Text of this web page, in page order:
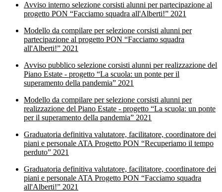
Avviso interno selezione corsisti alunni per partecipazione al
progetto PON “Facciamo squadra all'Alberti!” 2021
Modello da compilare per selezione corsisti alunni per
partecipazione al progetto PON “Facciamo squadra
all'Alberti!” 2021
Avviso pubblico selezione corsisti alunni per realizzazione del
Piano Estate - progetto “La scuola: un ponte per il
superamento della pandemia” 2021
Modello da compilare per selezione corsisti alunni per
realizzazione del Piano Estate - progetto “La scuola: un ponte
per il superamento della pandemia” 2021
Graduatoria definitiva valutatore, facilitatore, coordinatore dei
piani e personale ATA Progetto PON “Recuperiamo il tempo
perduto” 2021
Graduatoria definitiva valutatore, facilitatore, coordinatore dei
piani e personale ATA Progetto PON “Facciamo squadra
all'Alberti!” 2021